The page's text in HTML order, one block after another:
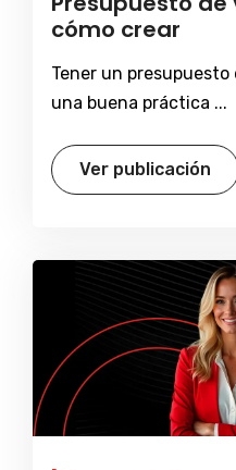
cómo crear
Tener un
una buena práctica ...
Ver publicación